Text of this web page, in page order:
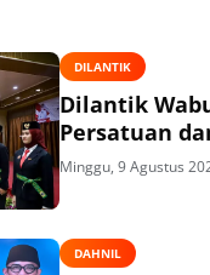
DILANTIK
Dilantik
Persatuan
Minggu, 9 Agustus
DAHNIL